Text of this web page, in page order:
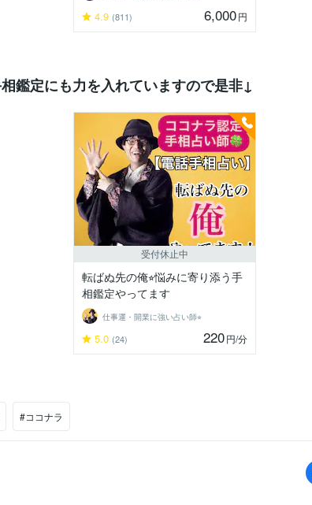
4.9 (811) 6,000円
鑑定にも力を入れていますので是非↓
受付休止中
転ばぬ先の俺⭐︎悩みに寄り添う手
相鑑定やってます
仕事運・開業に強い占い師⭐︎
5.0 (24) 220円/分
#ココナラ